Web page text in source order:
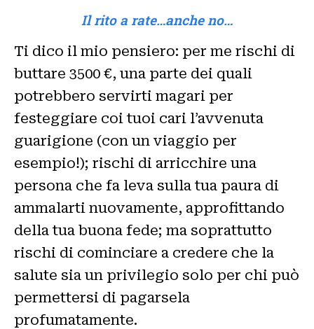
Il rito a rate…anche no…
Ti dico il mio pensiero: per me rischi di
buttare 3500 €, una parte dei quali
potrebbero servirti magari per
festeggiare coi tuoi cari l’avvenuta
guarigione (con un viaggio per
esempio!); rischi di arricchire una
persona che fa leva sulla tua paura di
ammalarti nuovamente, approfittando
della tua buona fede; ma soprattutto
rischi di cominciare a credere che la
salute sia un privilegio solo per chi può
permettersi di pagarsela
profumatamente.